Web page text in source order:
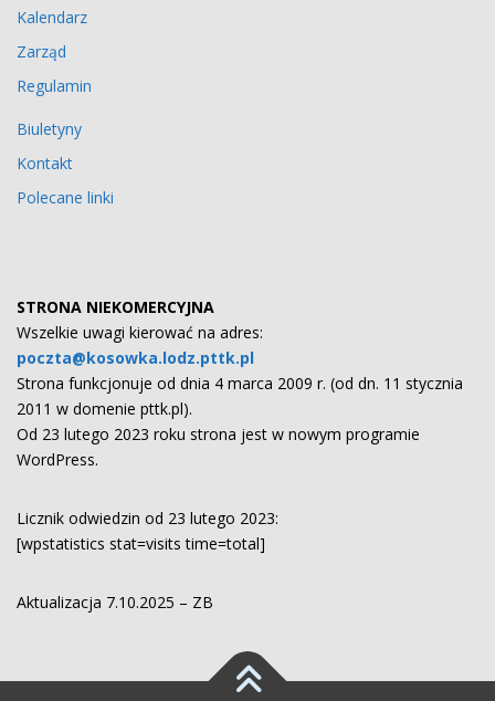
Kalendarz
Zarząd
Regulamin
Biuletyny
Kontakt
Polecane linki
STRONA NIEKOMERCYJNA
Wszelkie uwagi kierować na adres:
poczta@kosowka.lodz.pttk.pl
Strona funkcjonuje od dnia 4 marca 2009 r. (od dn. 11 stycznia
2011 w domenie pttk.pl).
Od 23 lutego 2023 roku strona jest w nowym programie
WordPress.
Licznik odwiedzin od 23 lutego 2023:
[wpstatistics stat=visits time=total]
Aktualizacja 7.10.2025 – ZB